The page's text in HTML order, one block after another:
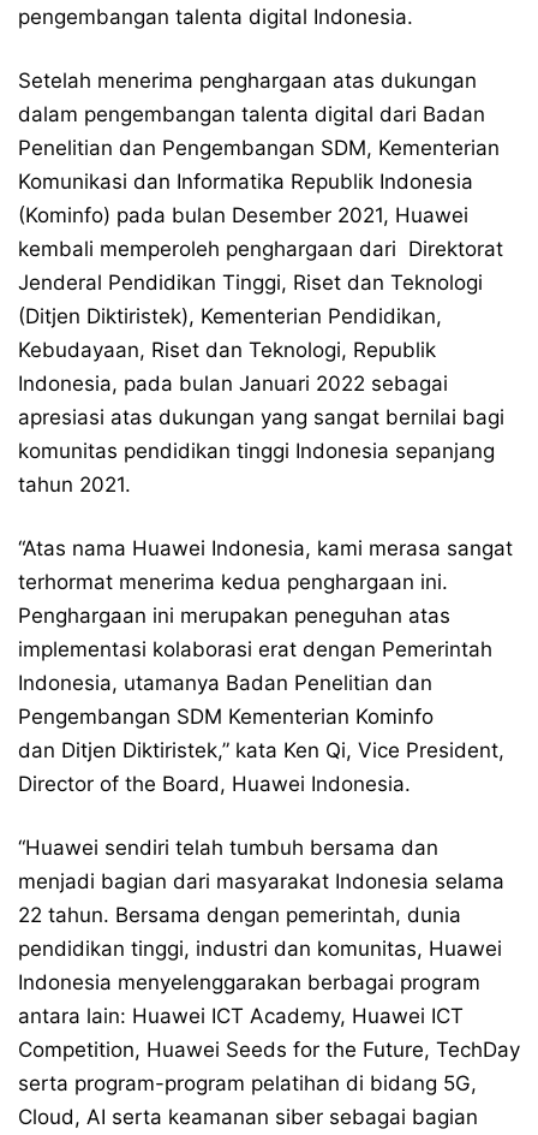
pengembangan talenta digital Indonesia.
Setelah menerima penghargaan atas dukungan
dalam pengembangan talenta digital dari Badan
Penelitian dan Pengembangan SDM, Kementerian
Komunikasi dan Informatika Republik Indonesia
(Kominfo) pada bulan Desember 2021, Huawei
kembali memperoleh penghargaan dari Direktorat
Jenderal Pendidikan Tinggi, Riset dan Teknologi
(Ditjen Diktiristek), Kementerian Pendidikan,
Kebudayaan, Riset dan Teknologi, Republik
Indonesia, pada bulan Januari 2022 sebagai
apresiasi atas dukungan yang sangat bernilai bagi
komunitas pendidikan tinggi Indonesia sepanjang
tahun 2021.
“Atas nama Huawei Indonesia, kami merasa sangat
terhormat menerima kedua penghargaan ini.
Penghargaan ini merupakan peneguhan atas
implementasi kolaborasi erat dengan Pemerintah
Indonesia, utamanya Badan Penelitian dan
Pengembangan SDM Kementerian Kominfo
dan Ditjen Diktiristek,” kata Ken Qi, Vice President,
Director of the Board, Huawei Indonesia.
“Huawei sendiri telah tumbuh bersama dan
menjadi bagian dari masyarakat Indonesia selama
22 tahun. Bersama dengan pemerintah, dunia
pendidikan tinggi, industri dan komunitas, Huawei
Indonesia menyelenggarakan berbagai program
antara lain: Huawei ICT Academy, Huawei ICT
Competition, Huawei Seeds for the Future, TechDay
serta program-program pelatihan di bidang 5G,
Cloud, AI serta keamanan siber sebagai bagian